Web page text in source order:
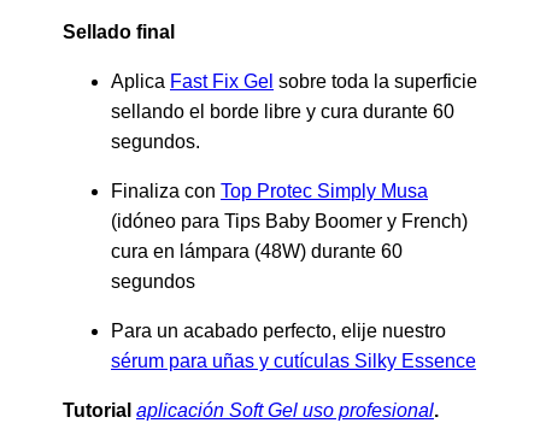
Sellado final
Aplica Fast Fix Gel sobre toda la superficie
sellando el borde libre y cura durante 60
segundos.
Finaliza con Top Protec Simply Musa
(idóneo para Tips Baby Boomer y French)
cura en lámpara (48W) durante 60
segundos
Para un acabado perfecto, elije nuestro
sérum para uñas y cutículas Silky Essence
Tutorial aplicación Soft Gel uso profesional.